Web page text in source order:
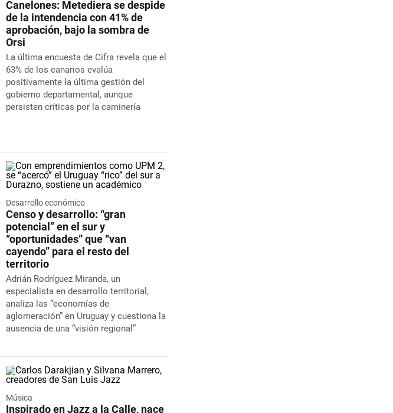
Canelones: Metediera se despide
de la intendencia con 41% de
aprobación, bajo la sombra de
Orsi
La última encuesta de Cifra revela que el
63% de los canarios evalúa
positivamente la última gestión del
gobierno departamental, aunque
persisten críticas por la caminería
Desarrollo económico
Censo y desarrollo: “gran
potencial” en el sur y
“oportunidades” que “van
cayendo” para el resto del
territorio
Adrián Rodríguez Miranda, un
especialista en desarrollo territorial,
analiza las “economías de
aglomeración” en Uruguay y cuestiona la
ausencia de una “visión regional”
Música
Inspirado en Jazz a la Calle, nace